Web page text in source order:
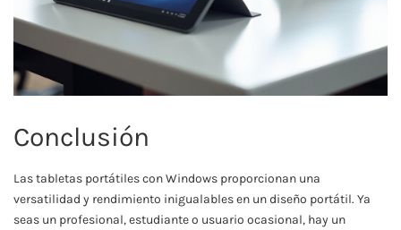
Conclusión
Las tabletas portátiles con Windows proporcionan una
versatilidad y rendimiento inigualables en un diseño portátil. Ya
seas un profesional, estudiante o usuario ocasional, hay un